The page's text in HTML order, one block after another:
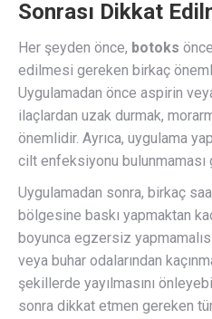
Sonrası Dikkat
Her şeyden önce, botoks
edilmesi gereken birkaç
Uygulamadan önce aspirin
ilaçlardan uzak durmak,
önemlidir. Ayrıca, uygulama
cilt enfeksiyonu bulunmaması
Uygulamadan sonra, birkaç
bölgesine baskı yapmaktan
boyunca egzersiz
veya buhar odalarından
şekillerde yayılmasını
sonra dikkat etmen gereken